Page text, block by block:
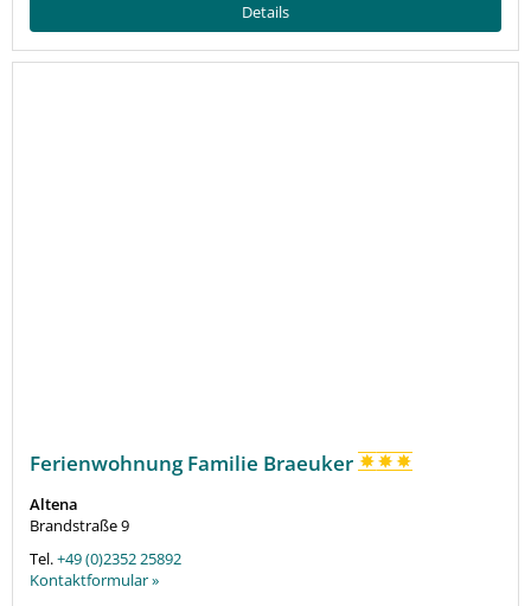
Details
Ferienwohnung Familie Braeuker
Altena
Brandstraße 9
Tel.+49 (0)2352 25892
Kontaktformular »